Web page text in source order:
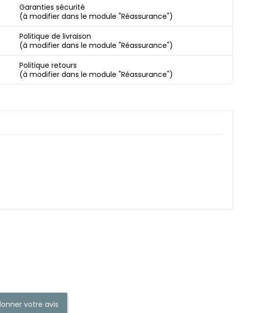
Garanties sécurité
(à modifier dans le module "Réassurance")
Politique de livraison
(à modifier dans le module "Réassurance")
Politique retours
(à modifier dans le module "Réassurance")
votre avis